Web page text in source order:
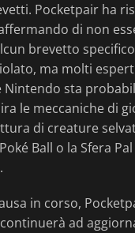
Pocketpair ha
di non
brevetto
ma molti
Nintendo sta
le meccaniche di
di creature
Ball o la Sfera
in corso,
ad